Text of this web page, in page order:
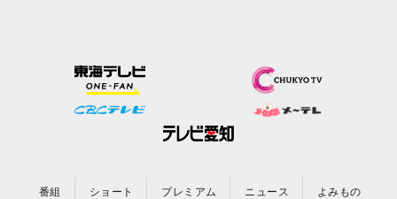
番組 ショート プレミアム ニュース よみもの